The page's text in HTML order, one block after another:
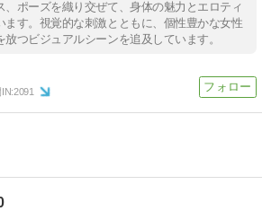
、ポーズを織り交ぜて、身体の魅力とエロティ
ます。視覚的な刺激とともに、個性豊かな女性
つビジュアルシーンを追及しています。
IN:2091